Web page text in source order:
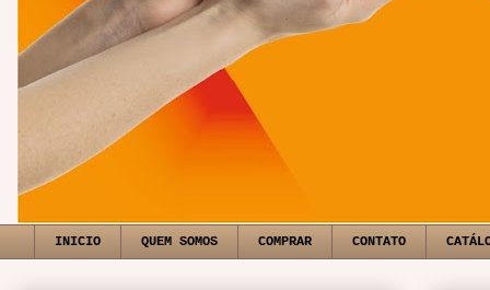
INICIO QUEM SOMOS COMPRAR CONTATO